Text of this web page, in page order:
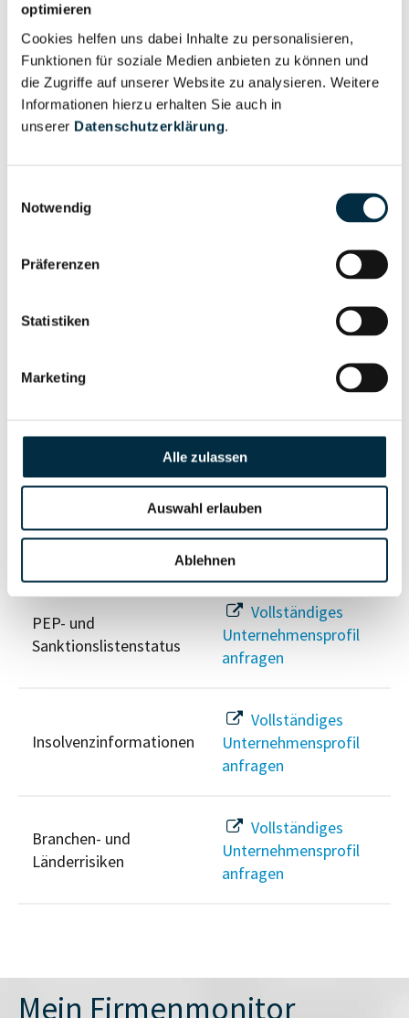
optimieren
Cookies helfen uns dabei Inhalte zu personalisieren,
Funktionen für soziale Medien anbieten zu können und
die Zugriffe auf unserer Website zu analysieren. Weitere
Informationen hierzu erhalten Sie auch in
unserer Datenschutzerklärung.
Notwendig
Präferenzen
Statistiken
Marketing
Alle zulassen
Auswahl erlauben
Ablehnen
Wirtschaftlich
Berechtigter
Unternehmensprofil
anfragen
Eigentums- und Kontrollstruktur
Vollständiges
Unternehmensprofil
Unternehmensnetzwerk
Vollständiges
Unternehmensprofil
Unternehmensprofil
anfragen
PEP- und
Sanktionslistenstatus
Vollständiges
Unternehmensprofil
anfragen
Insolvenzinformationen
Vollständiges
Unternehmensprofil
anfragen
Branchen- und
Länderrisiken
Vollständiges
Unternehmensprofil
anfragen
Mein Firmenmonitor